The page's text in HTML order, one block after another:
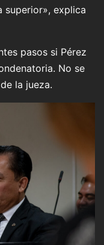
superior», explica
pasos si Pérez
No se
la jueza.